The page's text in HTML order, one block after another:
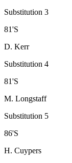
Substitution 3
81'S
D. Kerr
Substitution 4
81'S
M. Longstaff
Substitution 5
86'S
H. Cuypers